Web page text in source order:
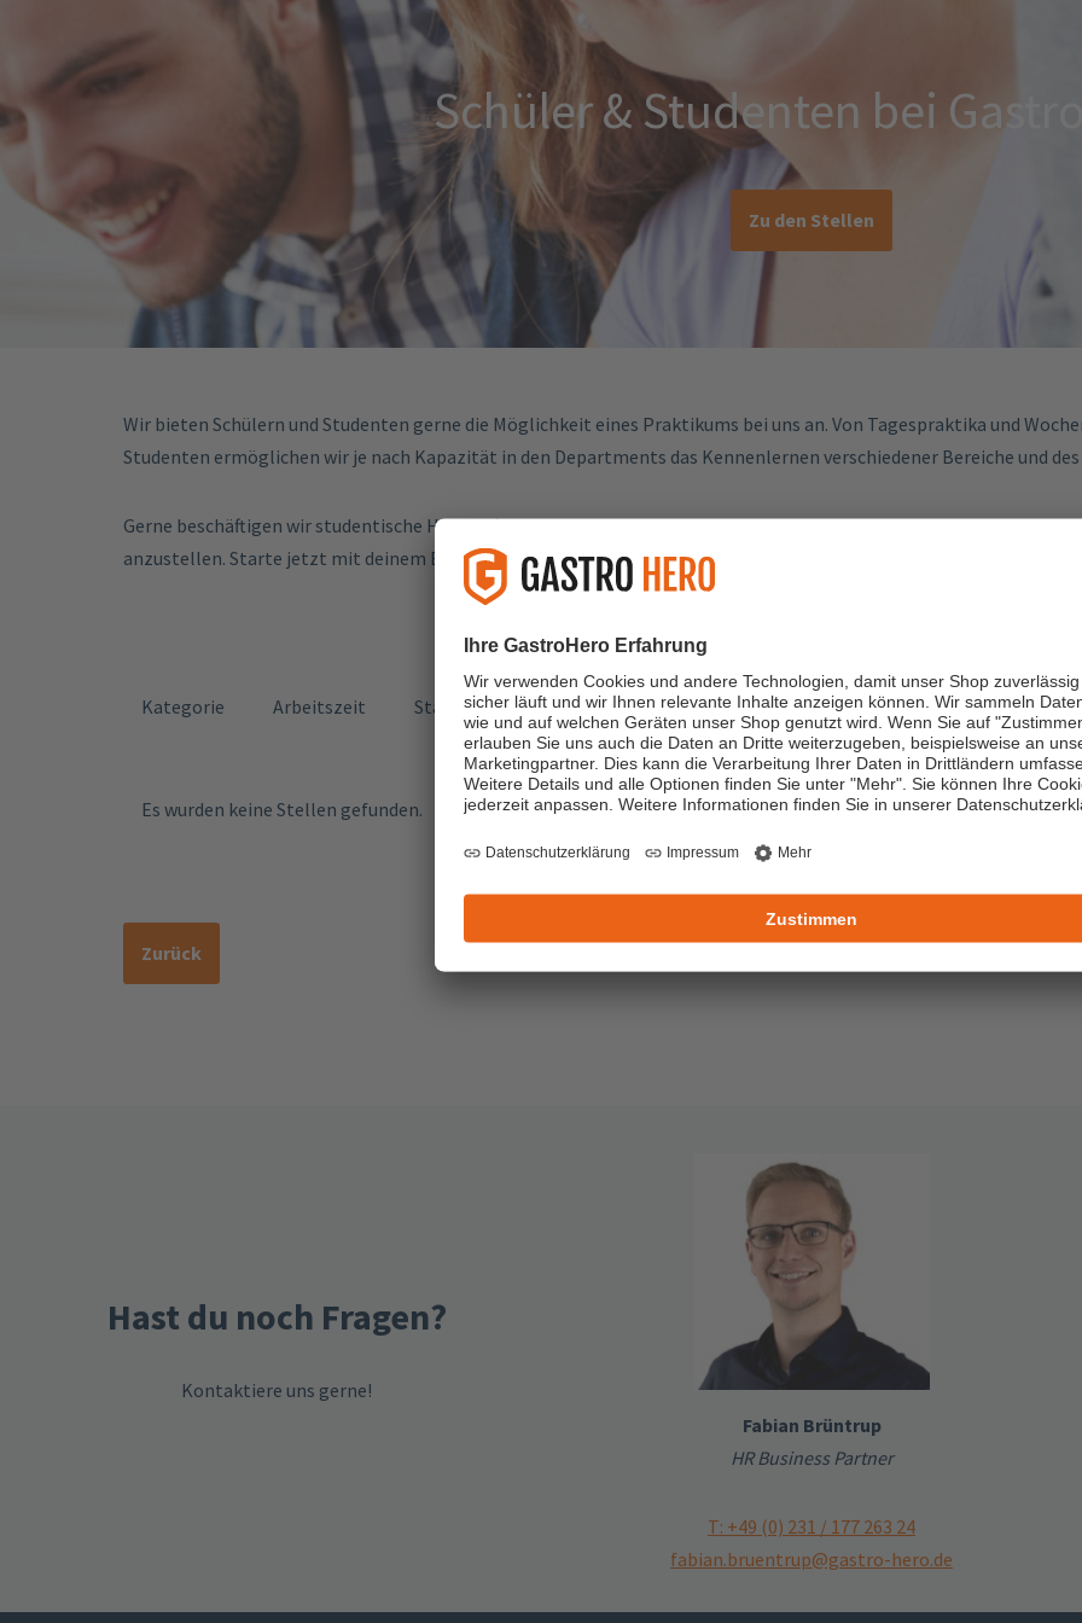
Schüler & Studenten bei
Zu den Stellen
Wir bieten Schülern und Studenten gerne die Möglichkeit eines Praktikums bei uns an. Von Tagespraktika und
Studenten ermöglichen wir je nach Kapazität in den Departments das Kennenlernen verschiedener Bereiche und
Gerne beschäftigen wir studentische Hilfskräfte und Werkstudent*innen, mit dem Ziel, die Studierenden nach der
anzustellen. Starte jetzt mit deinem Einstieg in ein modernes E-Commerce-Unternehmen!
Offene Stellen für Schüler &
Kategorie Arbeitszeit Standort Filter zurücksetzen
Es wurden keine Stellen gefunden.
Zurück
Hast du noch Fragen?
Kontaktiere uns gerne!
Fabian Brüntrup
HR Business Partner
T: +49 (0) 231 / 177 263 24
fabian.bruentrup@gastro-hero.de